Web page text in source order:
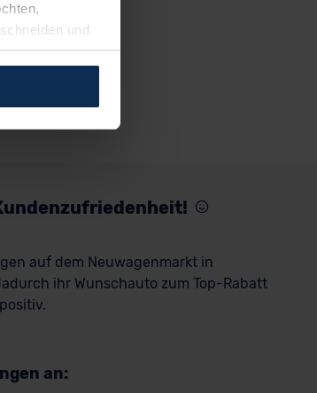
und
anpassen
bestehenden
auf dem Neuwagenmarkt in
ihr Wunschauto zum Top-Rabatt
an: